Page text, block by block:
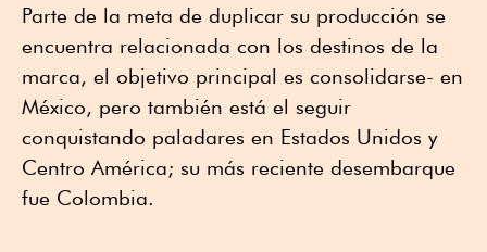
Parte de la meta de duplicar su producción se
encuentra relacionada con los destinos de la
marca, el objetivo principal es consolidarse- en
México, pero también está el seguir
conquistando paladares en Estados Unidos y
Centro América; su más reciente desembarque
fue Colombia.